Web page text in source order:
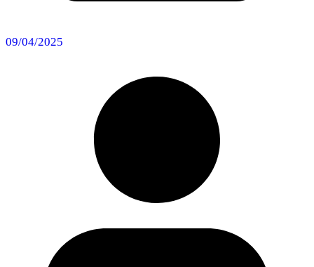
09/04/2025